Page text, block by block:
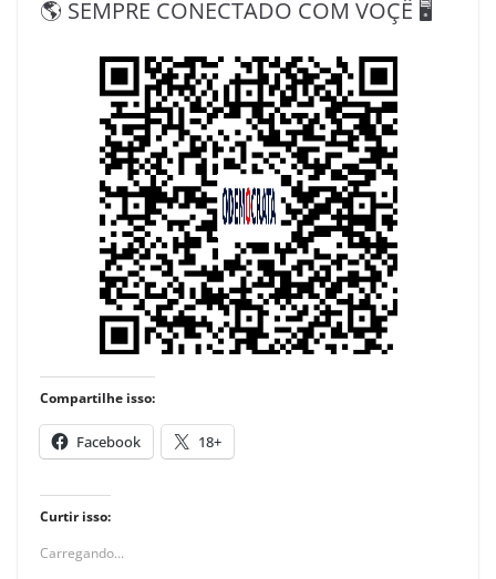
🌎 SEMPRE CONECTADO COM VOÇÊ 🖥️
Compartilhe isso:
Facebook 18+
Curtir isso:
Carregando...